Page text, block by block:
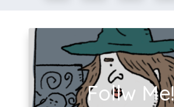
Follw Me!